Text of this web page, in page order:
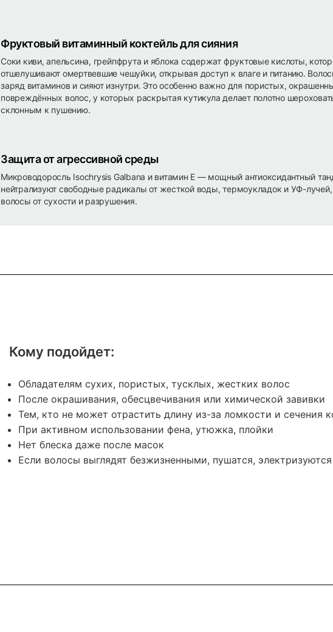
Фруктовый витаминный коктейль для сияния
Соки киви, апельсина, грейпфрута и яблока содержат фруктовые кислоты,
отшелушивают омертвевшие чешуйки, открывая доступ к влаге и питанию.
заряд витаминов и сияют изнутри. Это особенно важно для пористых,
повреждённых волос, у которых раскрытая кутикула делает полотно
склонным к пушению.
Защита от агрессивной среды
Микроводоросль Isochrysis Galbana и витамин E — мощный антиоксидантный
нейтрализуют свободные радикалы от жесткой воды, термоукладок и УФ-
волосы от сухости и разрушения.
Кому подойдет:
Обладателям сухих, пористых, тусклых, жестких волос
После окрашивания, обесцвечивания или химической завивки
Тем, кто не может отрастить длину из-за ломкости и сечения
При активном использовании фена, утюжка, плойки
Нет блеска даже после масок
Если волосы выглядят безжизненными, пушатся, электризуются